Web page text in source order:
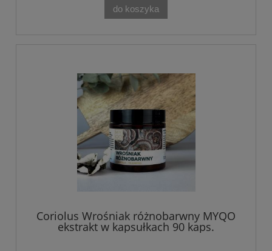
do koszyka
Coriolus Wrośniak różnobarwny MYQO
ekstrakt w kapsułkach 90 kaps.